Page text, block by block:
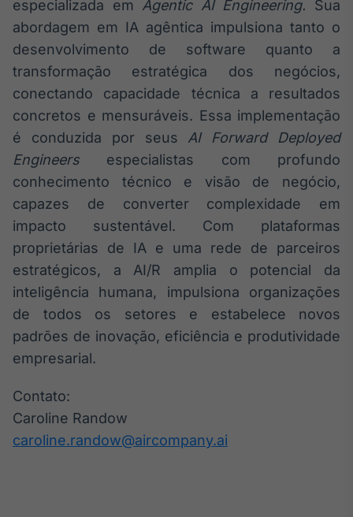
Tokenização
de ativos
Crédito
Em breve
especializada em Agentic AI Engineering. Sua
abordagem em IA agêntica impulsiona tanto o
desenvolvimento de software quanto a
transformação estratégica dos negócios,
conectando capacidade técnica a resultados
concretos e mensuráveis. Essa implementação
é conduzida por seus AI Forward Deployed
Engineers especialistas com profundo
conhecimento técnico e visão de negócio,
capazes de converter complexidade em
impacto sustentável. Com plataformas
proprietárias de IA e uma rede de parceiros
estratégicos, a AI/R amplia o potencial da
inteligência humana, impulsiona organizações
de todos os setores e estabelece novos
padrões de inovação, eficiência e produtividade
empresarial.
Contato:
Caroline Randow
caroline.randow@aircompany.ai